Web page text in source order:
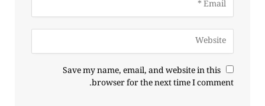
Save my name, email, and website in this
browser for the next time I comment.